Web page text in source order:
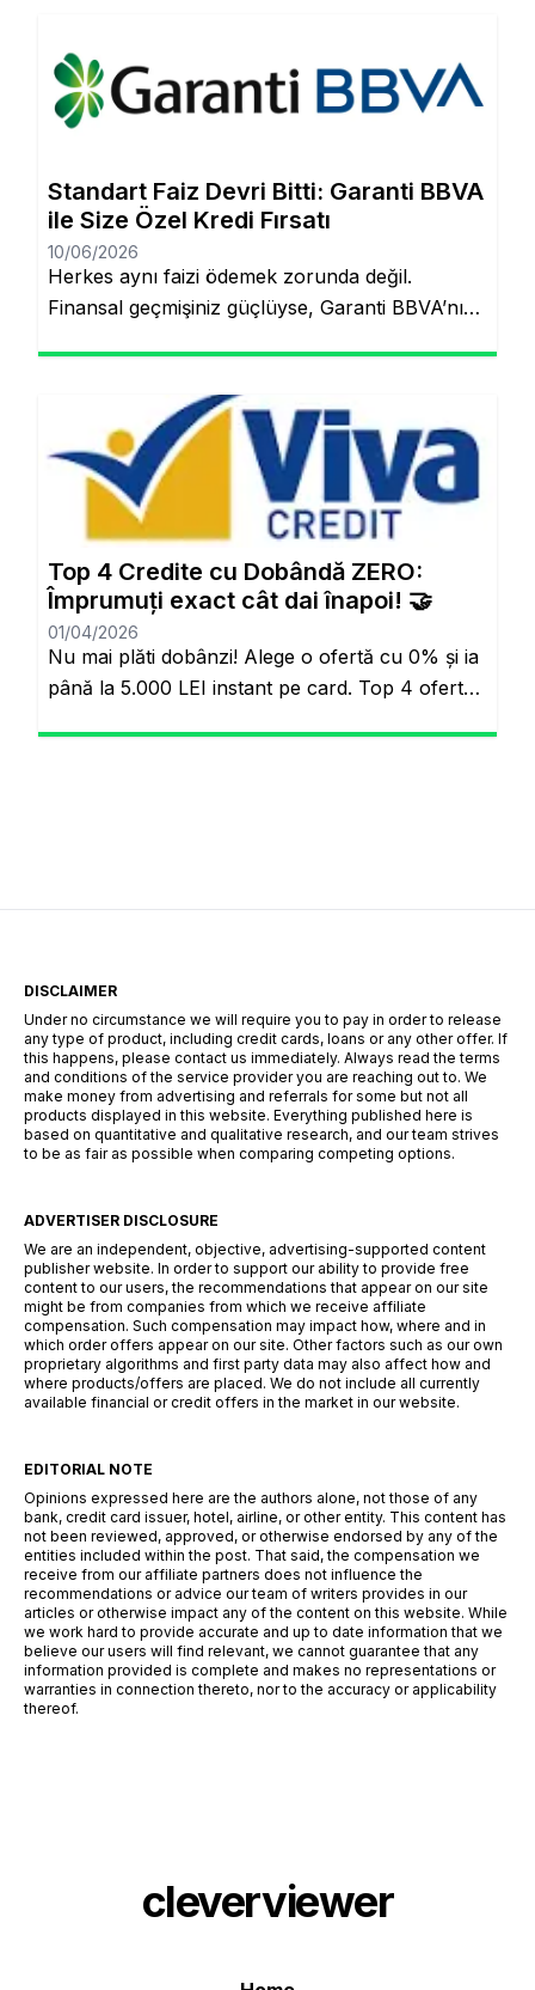
artık çok daha kolay! Şubeye gitmenize veya
tomarla evrak imzalamanıza gerek kalmadan,
Garanti BBVA’nın dijital müşteri olma
sağlayabilirsiniz. İşte pürüzsüz bir deneyim için
Standart Faiz Devri Bitti: Garanti BBVA
ile Size Özel Kredi Fırsatı
10/06/2026
Herkes aynı faizi ödemek zorunda değil.
Finansal geçmişiniz güçlüyse, Garanti BBVA’nın
Aynı sayfada kalacaksınız. Standart Kredi
Anlayışı Tarih Oluyor: Başkalarının Finansal
Riskini Neden Siz Üstlenesiniz? Yıllardır
bankacılık sektöründe adil olmayan bir durum
söz konusuydu: Borçlarını düzenli ödeyenlerle
sürekli aksatanlar aynı faiz yükünü
omuzluyordu. Ancak günümüzde teknoloji […]
Top 4 Credite cu Dobândă ZERO:
Împrumuți exact cât dai înapoi! 🤝
01/04/2026
Nu mai plăti dobânzi! Alege o ofertă cu 0% și ia
până la 5.000 LEI instant pe card. Top 4 oferte
DISCLAIMER
Under no circumstance we will require you to pay in order to release
any type of product, including credit cards, loans or any other offer. If
this happens, please contact us immediately. Always read the terms
and conditions of the service provider you are reaching out to. We
make money from advertising and referrals for some but not all
products displayed in this website. Everything published here is
based on quantitative and qualitative research, and our team strives
to be as fair as possible when comparing competing options.
ADVERTISER DISCLOSURE
We are an independent, objective, advertising-supported content
publisher website. In order to support our ability to provide free
content to our users, the recommendations that appear on our site
might be from companies from which we receive affiliate
compensation. Such compensation may impact how, where and in
which order offers appear on our site. Other factors such as our own
proprietary algorithms and first party data may also affect how and
where products/offers are placed. We do not include all currently
available financial or credit offers in the market in our website.
EDITORIAL NOTE
Opinions expressed here are the authors alone, not those of any
bank, credit card issuer, hotel, airline, or other entity. This content has
not been reviewed, approved, or otherwise endorsed by any of the
entities included within the post. That said, the compensation we
receive from our affiliate partners does not influence the
recommendations or advice our team of writers provides in our
articles or otherwise impact any of the content on this website. While
we work hard to provide accurate and up to date information that we
believe our users will find relevant, we cannot guarantee that any
information provided is complete and makes no representations or
warranties in connection thereto, nor to the accuracy or applicability
thereof.
cleverviewer